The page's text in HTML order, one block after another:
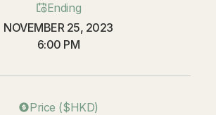
Ending
NOVEMBER 25, 2023
6:00 PM
Price ($HKD)